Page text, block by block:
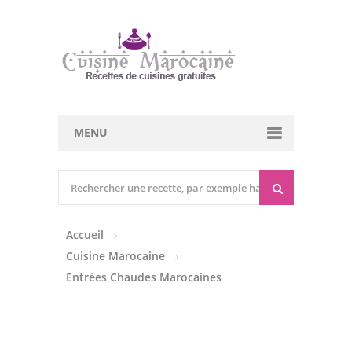
MENU
Entrées Froides
Tajines
Accueil
Cuisine Marocaine
Entrées Chaudes Marocaines